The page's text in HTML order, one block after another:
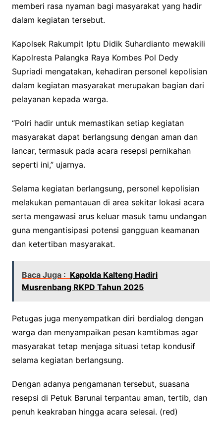
memberi rasa nyaman bagi masyarakat yang hadir
dalam kegiatan tersebut.
Kapolsek Rakumpit Iptu Didik Suhardianto mewakili
Kapolresta Palangka Raya Kombes Pol Dedy
Supriadi mengatakan, kehadiran personel kepolisian
dalam kegiatan masyarakat merupakan bagian dari
pelayanan kepada warga.
“Polri hadir untuk memastikan setiap kegiatan
masyarakat dapat berlangsung dengan aman dan
lancar, termasuk pada acara resepsi pernikahan
seperti ini,” ujarnya.
Selama kegiatan berlangsung, personel kepolisian
melakukan pemantauan di area sekitar lokasi acara
serta mengawasi arus keluar masuk tamu undangan
guna mengantisipasi potensi gangguan keamanan
dan ketertiban masyarakat.
Baca Juga : Kapolda Kalteng Hadiri
Musrenbang RKPD Tahun 2025
Petugas juga menyempatkan diri berdialog dengan
warga dan menyampaikan pesan kamtibmas agar
masyarakat tetap menjaga situasi tetap kondusif
selama kegiatan berlangsung.
Dengan adanya pengamanan tersebut, suasana
resepsi di Petuk Barunai terpantau aman, tertib, dan
penuh keakraban hingga acara selesai. (red)